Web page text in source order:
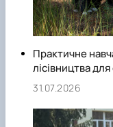
Практичне
лісівництва для
31.07.2026